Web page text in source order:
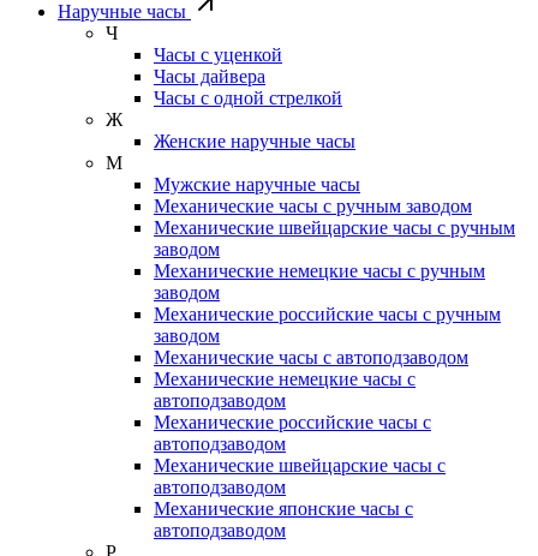
Наручные часы
Ч
Часы с уценкой
Часы дайвера
Часы с одной стрелкой
Ж
Женские наручные часы
М
Мужские наручные часы
Механические часы с ручным заводом
Механические швейцарские часы с ручным
заводом
Механические немецкие часы с ручным
заводом
Механические российские часы с ручным
заводом
Механические часы с автоподзаводом
Механические немецкие часы с
автоподзаводом
Механические российские часы с
автоподзаводом
Механические швейцарские часы с
автоподзаводом
Механические японские часы с
автоподзаводом
Р